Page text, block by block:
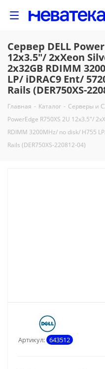
Сервер DELL
12x3.5"/ 2xXeon
2x32GB RDIMM
LP/ iDRAC9 Ent/
Rails (DER750XS-
Главная - Каталог - Серверы и
PowerEdge R750XS 2U 12x3.5"/
RDIMM 3200MHz/ no disk/ H755
Rails (DER750XS-220812-04)
Артикул: 643512